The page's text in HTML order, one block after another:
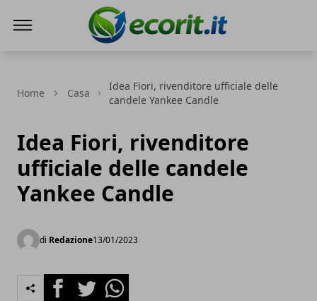
Home Casa
Idea Fiori, rivenditore ufficiale delle
candele Yankee Candle
Idea Fiori, rivenditore
ufficiale delle candele
Yankee Candle
di Redazione13/01/2023
FacebookTwitterWhatsapp